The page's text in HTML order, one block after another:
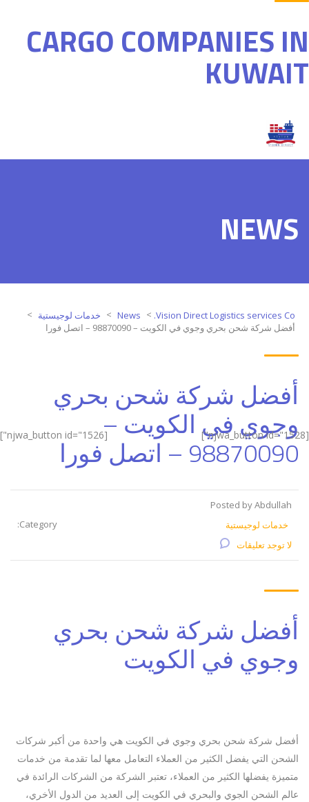
CARGO COMPANIES IN
KUWAIT
NEWS
Vision Direct Logistics services Co.
>
News
> خدمات لوجيستية >
أفضل شركة شحن بحري وجوي في الكويت – 98870090 – اتصل فورا
أفضل شركة شحن بحري
وجوي في الكويت –
98870090 – اتصل فورا
Posted by Abdullah
Category:
خدمات لوجيستية
لا توجد تعليقات
أفضل شركة شحن بحري
وجوي في الكويت
أفضل شركة شحن بحري وجوي في الكويت هي واحدة من أكبر شركات
الشحن التي يفضل الكثير من العملاء التعامل معها لما تقدمة من خدمات
متميزة يفضلها الكثير من العملاء، تعتبر الشركة من الشركات الرائدة في
عالم الشحن الجوي والبحري في الكويت إلى العديد من الدول الأخري،
[njwa_button id="1526"] [njwa_button id="1528"]